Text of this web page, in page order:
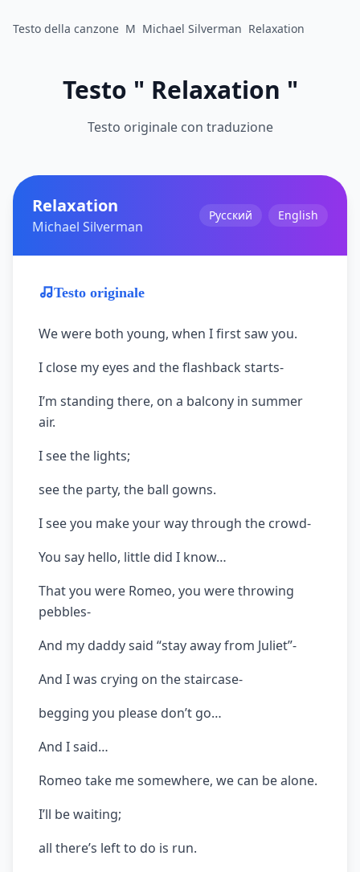
Testo della canzone M Michael Silverman Relaxation
Testo " Relaxation "
Testo originale con traduzione
Relaxation
Michael Silverman
Русский English
Testo originale
We were both young, when I first saw you.
I close my eyes and the flashback starts-
I’m standing there, on a balcony in summer
air.
I see the lights;
see the party, the ball gowns.
I see you make your way through the crowd-
You say hello, little did I know…
That you were Romeo, you were throwing
pebbles-
And my daddy said “stay away from Juliet”-
And I was crying on the staircase-
begging you please don’t go…
And I said…
Romeo take me somewhere, we can be alone.
I’ll be waiting;
all there’s left to do is run.